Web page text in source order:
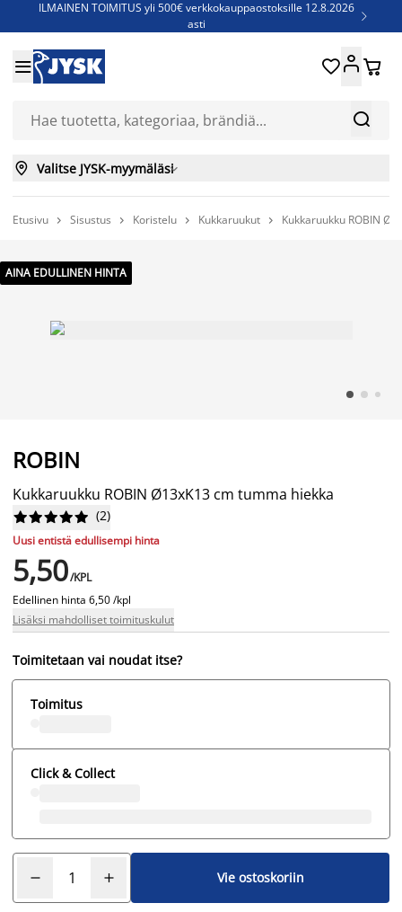
ILMAINEN TOIMITUS yli 500€ verkkokauppaostoksille 12.8.2026
asti

Jenkkisänkyjä - Säästä jopa 60%


 
 Valitse JYSK-myymäläsi
Etusivu  Sisustus  Koristelu  Kukkaruukut  Kukkaruukku ROBIN
AINA EDULLINEN HINTA
ROBIN
Kukkaruukku ROBIN Ø13xK13 cm tumma hiekka





 (2)
Uusi entistä edullisempi hinta
5,50/KPL
Edellinen hinta 6,50 /kpl
Lisäksi mahdolliset toimituskulut
Toimitetaan vai noudat itse?
Toimitus
Click & Collect
Vie ostoskoriin